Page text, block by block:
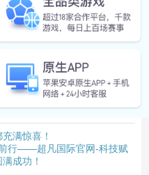
·
期二)17:00
路3号诚艺工业园2期2栋
景,让娱乐更有趣。-pgcf)
满惊喜！
行——超凡国际官网-科技赋
成功！